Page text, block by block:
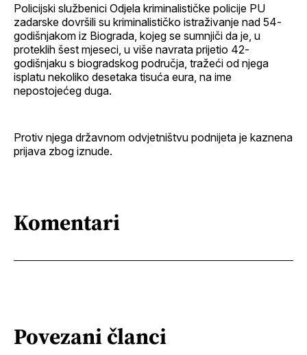
Policijski službenici Odjela kriminalističke policije PU
zadarske dovršili su kriminalističko istraživanje nad 54-
godišnjakom iz Biograda, kojeg se sumnjiči da je, u
proteklih šest mjeseci, u više navrata prijetio 42-
godišnjaku s biogradskog područja, tražeći od njega
isplatu nekoliko desetaka tisuća eura, na ime
nepostojećeg duga.
Protiv njega državnom odvjetništvu podnijeta je kaznena
prijava zbog iznude.
Komentari
Povezani članci